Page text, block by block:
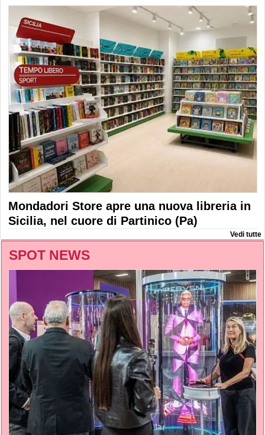
Mondadori Store apre una nuova libreria in
Sicilia, nel cuore di Partinico (Pa)
Vedi tutte
SPOT NEWS